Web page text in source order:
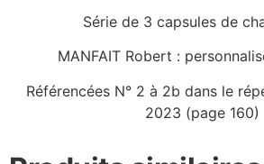
Série de 3 capsules de
MANFAIT Robert :
Référencées N° 2 à 2b dans le
2023 (page 160)